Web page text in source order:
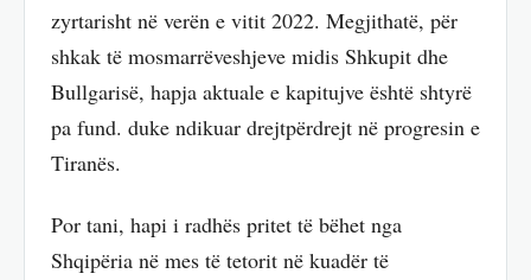
zyrtarisht në verën e vitit 2022. Megjithatë, për
shkak të mosmarrëveshjeve midis Shkupit dhe
Bullgarisë, hapja aktuale e kapitujve është shtyrë
pa fund. duke ndikuar drejtpërdrejt në progresin e
Tiranës.
Por tani, hapi i radhës pritet të bëhet nga
Shqipëria në mes të tetorit në kuadër të